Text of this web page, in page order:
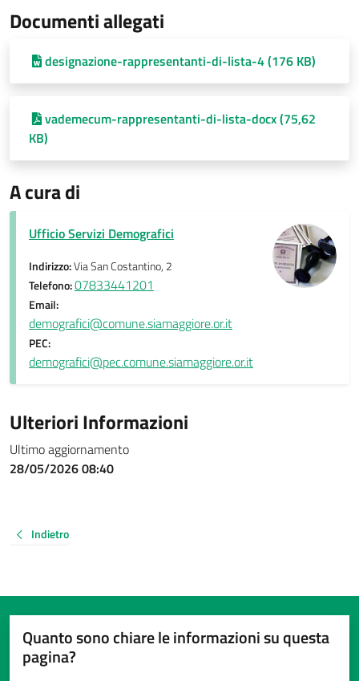
Documenti allegati
designazione-rappresentanti-di-lista-4 (176 KB)
vademecum-rappresentanti-di-lista-docx (75,62
KB)
A cura di
Ufficio Servizi Demografici
Indirizzo:Via San Costantino, 2
Telefono:07833441201
Email:
demografici@comune.siamaggiore.or.it
PEC:
demografici@pec.comune.siamaggiore.or.it
Ulteriori Informazioni
Ultimo aggiornamento
28/05/2026 08:40
Indietro
Quanto sono chiare le informazioni su questa
pagina?